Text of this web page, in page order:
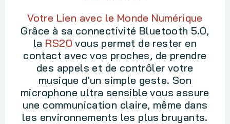
Votre Lien avec le Monde Numérique
Grâce à sa connectivité Bluetooth 5.0,
la RS20 vous permet de rester en
contact avec vos proches, de prendre
des appels et de contrôler votre
musique d'un simple geste. Son
microphone ultra sensible vous assure
une communication claire, même dans
les environnements les plus bruyants.